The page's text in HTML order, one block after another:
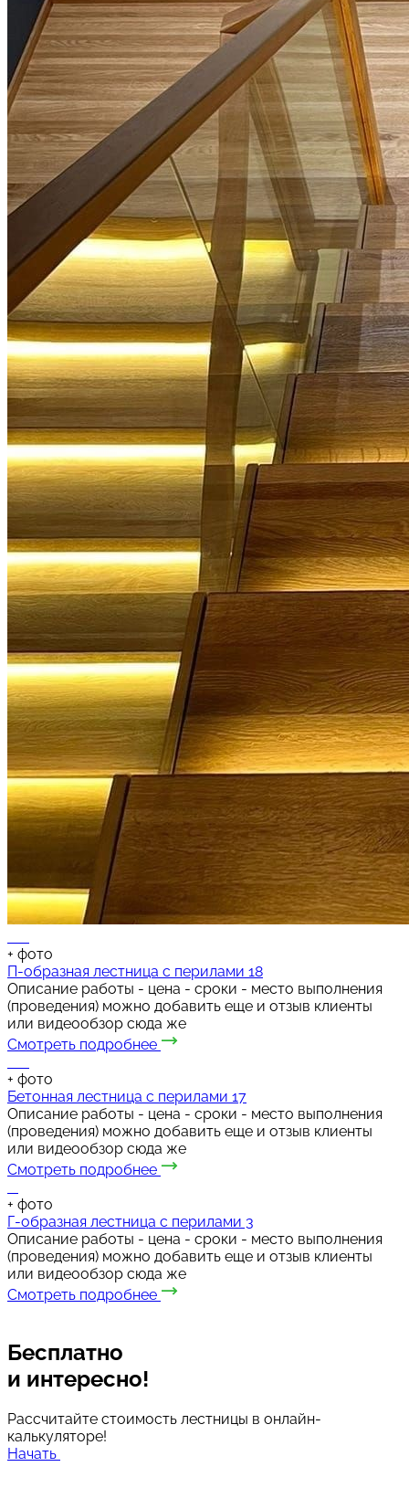
+ фото
П-образная лестница с перилами 18
Описание работы - цена - сроки - место выполнения
(проведения) можно добавить еще и отзыв клиенты
или видеообзор сюда же
Смотреть подробнее
+ фото
Бетонная лестница с перилами 17
Описание работы - цена - сроки - место выполнения
(проведения) можно добавить еще и отзыв клиенты
или видеообзор сюда же
Смотреть подробнее
+ фото
Г-образная лестница с перилами 3
Описание работы - цена - сроки - место выполнения
(проведения) можно добавить еще и отзыв клиенты
или видеообзор сюда же
Смотреть подробнее
Бесплатно
и интересно!
Рассчитайте стоимость лестницы в онлайн-
калькуляторе!
Начать